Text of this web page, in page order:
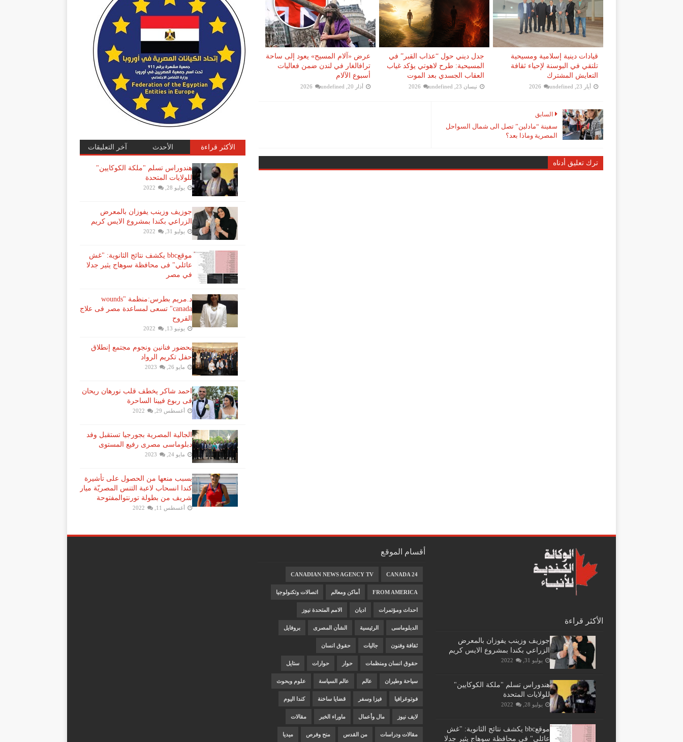
قيادات دينية إسلامية ومسيحية
تلتقي في البوسنة لإحياء ثقافة
التعايش المشترك
أيار 23, 2026 undefined
جدل ديني حول “عذاب القبر” في
المسيحية: طرح لاهوتي يؤكد غياب
العقاب الجسدي بعد الموت
نيسان 23, 2026 undefined
عرض «آلام المسيح» يعود إلى ساحة
ترافالغار في لندن ضمن فعاليات
أسبوع الآلام
أذار 20, 2026 undefined
السابق
سفينة “مادلين” تصل الى شمال السواحل
المصرية وماذا بعد؟
ترك تعليق أدناه
الأكثر قراءة الأحدث آخر التعليقات
هندوراس تسلم "ملكة الكوكايين"
للولايات المتحدة
يوليو 28, 2022
جوزيف وزينب يفوزان بالمعرض
الزراعي بكندا بمشروع الايس كريم
يوليو 31, 2022
موقعbbc يكشف نتائج الثانوية: "غش
عائلي" فى محافظة سوهاج يثير جدلا
في مصر
د.مريم بطرس:منظمة "wounds
canada" تسعى لمساعدة مصر فى علاج
القروح
يونيو 13, 2022
بحضور فنانين ونجوم مجتمع إنطلاق
حفل تكريم الرواد
مايو 26, 2023
احمد شاكر يخطف قلب نورهان ريحان
فى ربوع فيينا الساحرة
أغسطس 29, 2022
الجالية المصرية بجورجيا تستقبل وفد
دبلوماسى مصرى رفيع المستوى
مايو 24, 2023
بسبب منعها من الحصول على تأشيرة
كندا انسحاب لاعبة ​التنس​ المصريّة ​ميار
شريف​ من بطولة ​تورنتو​المفتوحة
أغسطس 11, 2022
الأكثر قراءة
جوزيف وزينب يفوزان بالمعرض
الزراعي بكندا بمشروع الايس كريم
يوليو 31, 2022
هندوراس تسلم "ملكة الكوكايين"
للولايات المتحدة
يوليو 28, 2022
موقعbbc يكشف نتائج الثانوية: "غش
عائلي" فى محافظة سوهاج يثير جدلا
أقسام الموقع
CANADA 24
CANADIAN NEWS AGENCY TV
FROM AMERICA أماكن ومعالم اتصالات وتكنولوجيا
احداث ومؤتمرات اديان الامم المتحدة نيوز
الدبلوماسى الرئيسية الشأن المصرى بروفايل
ثقافة وفنون جاليات حقوق انسان
حقوق انسان ومنظمات حوار حوارات ستايل
سياحة وطيران عالم عالم السياسة علوم وبحوث
فوتوغرافيا فيزا وسفر قضايا ساخنة كندا اليوم
لايف نيوز مال وأعمال ماوراء الخبر مقالات
مقالات ودراسات من القدس منح وفرص ميديا